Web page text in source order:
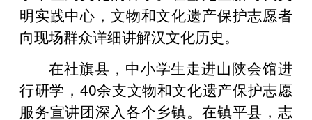
明实践中心，文物和文化遗产保护志愿者
向现场群众详细讲解汉文化历史。
在社旗县，中小学生走进山陕会馆进
行研学，40余支文物和文化遗产保护志愿
服务宣讲团深入各个乡镇。在镇平县，志